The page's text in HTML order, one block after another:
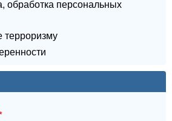
обработка персональных
терроризму